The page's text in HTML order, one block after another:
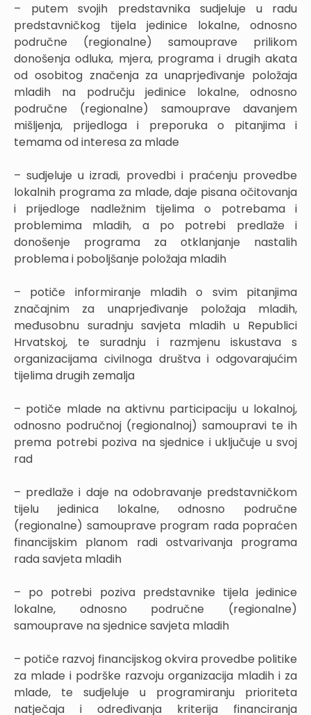
– putem svojih predstavnika sudjeluje u radu
predstavničkog tijela jedinice lokalne, odnosno
područne (regionalne) samouprave prilikom
donošenja odluka, mjera, programa i drugih akata
od osobitog značenja za unaprjeđivanje položaja
mladih na području jedinice lokalne, odnosno
područne (regionalne) samouprave davanjem
mišljenja, prijedloga i preporuka o pitanjima i
temama od interesa za mlade
– sudjeluje u izradi, provedbi i praćenju provedbe
lokalnih programa za mlade, daje pisana očitovanja
i prijedloge nadležnim tijelima o potrebama i
problemima mladih, a po potrebi predlaže i
donošenje programa za otklanjanje nastalih
problema i poboljšanje položaja mladih
– potiče informiranje mladih o svim pitanjima
značajnim za unaprjeđivanje položaja mladih,
međusobnu suradnju savjeta mladih u Republici
Hrvatskoj, te suradnju i razmjenu iskustava s
organizacijama civilnoga društva i odgovarajućim
tijelima drugih zemalja
– potiče mlade na aktivnu participaciju u lokalnoj,
odnosno područnoj (regionalnoj) samoupravi te ih
prema potrebi poziva na sjednice i uključuje u svoj
rad
– predlaže i daje na odobravanje predstavničkom
tijelu jedinica lokalne, odnosno područne
(regionalne) samouprave program rada popraćen
financijskim planom radi ostvarivanja programa
rada savjeta mladih
– po potrebi poziva predstavnike tijela jedinice
lokalne, odnosno područne (regionalne)
samouprave na sjednice savjeta mladih
– potiče razvoj financijskog okvira provedbe politike
za mlade i podrške razvoju organizacija mladih i za
mlade, te sudjeluje u programiranju prioriteta
natječaja i određivanja kriterija financiranja